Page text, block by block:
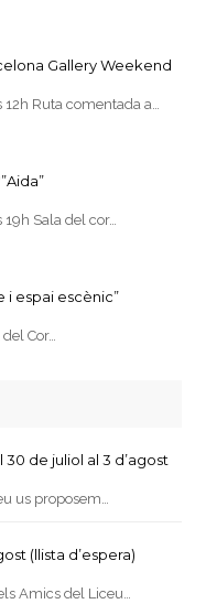
Gallery Weekend
Ruta comentada a…
Sala del cor…
i espai escènic”
Cor…
de juliol al 3 d’agost
us proposem…
(llista d’espera)
Amics del Liceu…